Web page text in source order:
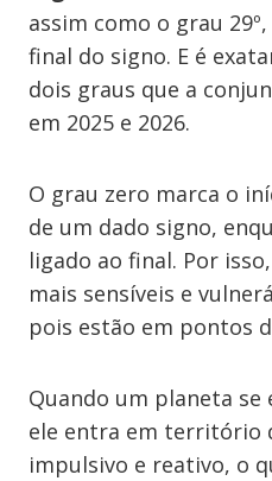
assim como o grau
final do signo. E é
dois graus que a
em 2025 e 2026.
O grau zero marca o
de um dado signo,
ligado ao final. Por
mais sensíveis e
pois estão em pontos
Quando um planeta
ele entra em território
impulsivo e reativo, o